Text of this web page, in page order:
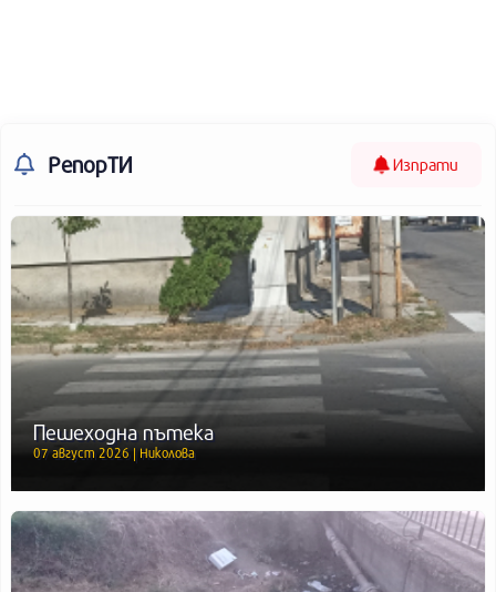
РепорТИ Изпрати
Пешеходна пътека
07 август 2026 | Николова